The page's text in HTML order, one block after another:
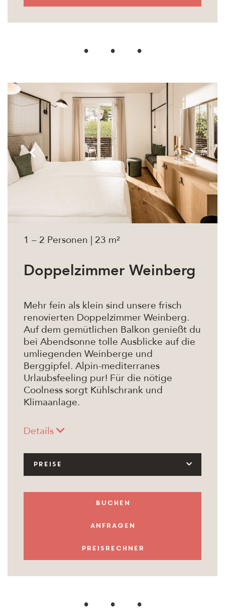
1 – 2 Personen | 23 m²
Doppelzimmer Weinberg
Mehr fein als klein sind unsere frisch
renovierten Doppelzimmer Weinberg.
Auf dem gemütlichen Balkon genießt du
bei Abendsonne tolle Ausblicke auf die
umliegenden Weinberge und
Berggipfel. Alpin-mediterranes
Urlaubsfeeling pur! Für die nötige
Coolness sorgt Kühlschrank und
Klimaanlage.
Details
PREISE
buchen
anfragen
Preisrechner